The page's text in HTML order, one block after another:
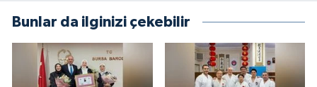
Bunlar da ilginizi çekebilir